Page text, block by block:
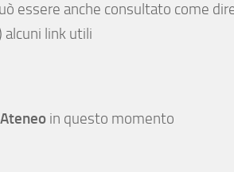
essere anche consultato come
link utili
in questo momento